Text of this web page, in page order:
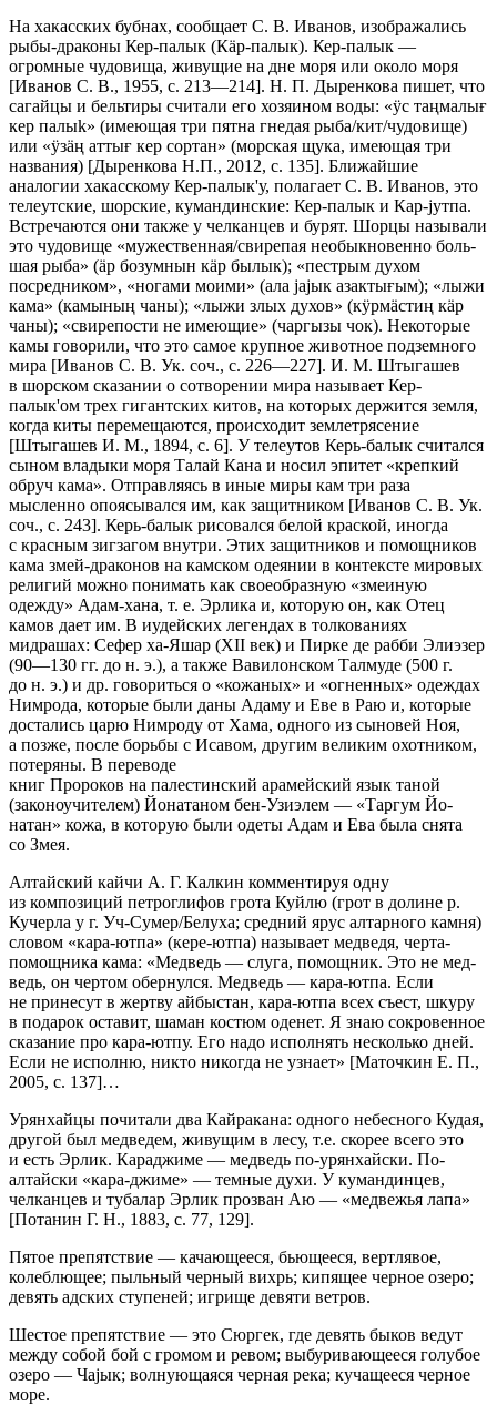
На хакасских бубнах, сообщает С. В. Иванов, изображались
рыбы-драко­ны Кер-палык (Кäр-палык). Кер-палык —
огромные чудовища, живу­щие на дне моря или около моря
[Иванов С. В., 1955, с. 213—214]. Н. П. Ды­ренкова пишет, что
сагайцы и бельтиры считали его хозяином воды: «ÿс таңмалығ
кер палыk» (имеющая три пятна гнедая рыба/кит/чудовище)
или «ÿзäң ат­тығ кер сортан» (морская щука, имеющая три
названия) [Ды­ренкова Н.П., 2012, с. 135]. Ближайшие
аналогии хакасскому Кер-палык'у, полагает С. В. Иванов, это
телеутские, шорские, кумандинские: Кер-палык и Кар-jутпа.
Встречаются они также у челканцев и бурят. Шор­цы называли
это чудови­ще «мужественная/свирепая необыкновенно боль­
шая рыба» (äр бозумнын кäр былык); «пестрым духом
посредником», «ногами моими» (ала jаjык азактығым); «лыжи
кама» (камының чаны); «лыжи злых духов» (кÿрмä­стиң кäр
чаны); «свирепости не имеющие» (чаргызы чок). Некоторые
камы говорили, что это самое крупное животное подземного
мира [Иванов С. В. Ук. соч., с. 226—227]. И. М. Штыгашев
в шор­ском сказании о сотворении мира называет Кер-
палык'ом трех гигантских китов, на которых держится земля,
когда киты перемещаются, происходит землетрясение
[Штыгашев И. М., 1894, с. 6]. У телеутов Керь-балык считал­ся
сыном владыки моря Та­лай Кана и носил эпитет «крепкий
обруч кама». Отправляясь в иные миры кам три раза
мысленно опоясывался им, как за­щитником [Иванов С. В. Ук.
соч., с. 243]. Керь-балык рисовался белой крас­кой, иногда
с красным зигза­гом внутри. Этих защитников и помощников
кама змей-драконов на кам­ском одеянии в контексте мировых
религий можно понимать как свое­образную «змеиную
одежду» Адам-хана, т. е. Эр­лика и, которую он, как Отец
камов дает им. В иудейских легендах в тол­кованиях
мидрашах: Сефер ха-Яшар (XII век) и Пирке де рабби Элиэзер
(90—130 гг. до н. э.), а также Вавилонском Талмуде (500 г.
до н. э.) и др. говориться о «кожаных» и «ог­ненных» одеждах
Нимрода, которые были даны Адаму и Еве в Раю и, кото­рые
достались царю Нимроду от Хама, од­ного из сыновей Ноя,
а позже, по­сле борьбы с Исавом, другим великим охотником,
потеряны. В переводе
книг Пророков на палестинский арамей­ский язык таной
(законоучителем) Йонатаном бен-Узиэлем — «Таргум Йо­
натан» кожа, в которую были одеты Адам и Ева была снята
со Змея.
Алтайский кайчи А. Г. Калкин комментируя одну
из композиций петро­глифов грота Куйлю (грот в долине р.
Кучерла у г. Уч-Сумер/Белуха; сред­ний ярус алтарного камня)
словом «кара-ютпа» (кере-ютпа) называет мед­ведя, черта-
помощника кама: «Медведь — слуга, помощник. Это не мед­
ведь, он чертом обернулся. Медведь — кара-ютпа. Если
не принесут в жерт­ву айбыстан, кара-ютпа всех съест, шкуру
в подарок оставит, шаман костюм оденет. Я знаю сокровенное
сказание про кара-ютпу. Его надо ис­полнять несколько дней.
Если не исполню, никто никогда не узнает» [Маточкин Е. П.,
2005, с. 137]…
Урянхайцы почитали два Кайракана: одного небесного Кудая,
другой был медведем, живущим в лесу, т.е. скорее всего это
и есть Эрлик. Ка­раджиме — медведь по-урянхайски. По-
алтайски «кара-джиме» — тем­ные духи. У кумандинцев,
челканцев и тубалар Эрлик прозван Аю — «мед­вежья лапа»
[Потанин Г. Н., 1883, с. 77, 129].
Пятое препятствие — качающееся, бьющееся, вертлявое,
колеб­лющее; пыльный черный вихрь; кипящее черное озеро;
девять адских ступеней; игрище девяти ветров.
Шестое препятствие — это Сюргек, где девять быков ведут
между собой бой с громом и ревом; выбуривающееся голубое
озеро — Чаjык; волнующая­ся черная река; кучащееся черное
море.